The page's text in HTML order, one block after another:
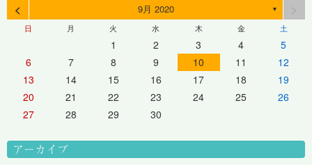
< 9月 2020 ▼
日 月 火 水 木 金 土
1 2 3 4
5
6
7 8 9 10 11
12
13
14 15 16 17 18
19
20
21 22 23 24 25
26
27
28 29 30
アーカイブ